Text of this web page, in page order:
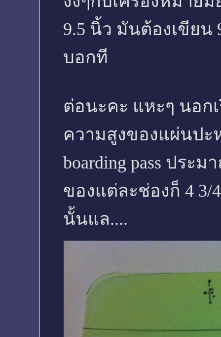
9.5 นิ้ว มันต้องเขียน
บอกที
ต่อนะคะ แหะๆ นอก
ความสูงของแผ่นปะ
boarding pass ประ
ของแต่ละช่องก็ 4 3/
นั้นแล....